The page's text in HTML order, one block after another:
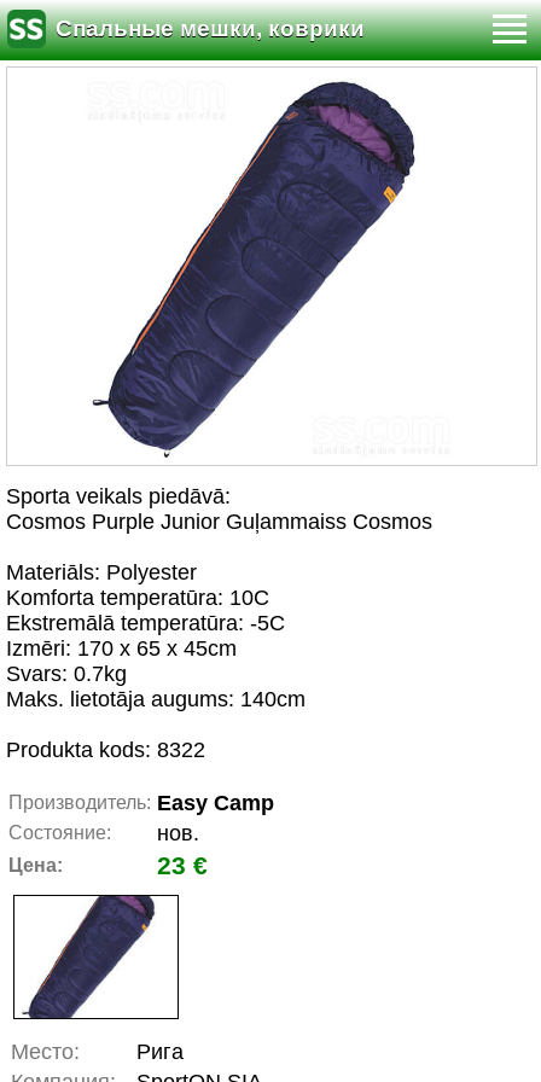
Спальные мешки, коврики
Sporta veikals piedāvā:
Cosmos Purple Junior Guļammaiss Cosmos
Materiāls: Polyester
Komforta temperatūra: 10C
Ekstremālā temperatūra: -5C
Izmēri: 170 х 65 х 45cm
Svars: 0.7kg
Maks. lietotāja augums: 140cm
Produkta kods: 8322
Производитель: Easy Camp
Состояние: нов.
Цена: 23 €
Место:
Рига